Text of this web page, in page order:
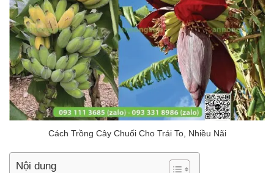
Cách Trồng Cây Chuối Cho Trái To, Nhiều Nãi
Nội dung